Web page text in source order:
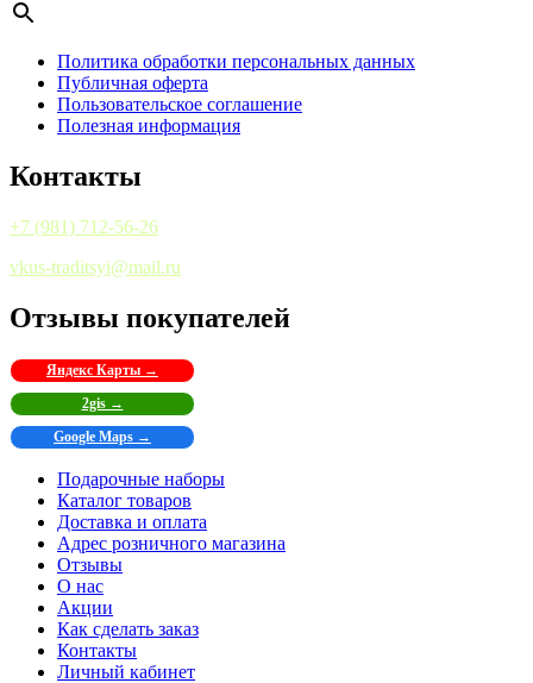
Политика обработки персональных данных
Публичная оферта
Пользовательское соглашение
Полезная информация
Контакты
+7 (981) 712-56-26
vkus-traditsyi@mail.ru
Отзывы покупателей
Яндекс Карты →
2gis →
Google Maps →
Подарочные наборы
Каталог товаров
Доставка и оплата
Адрес розничного магазина
Отзывы
О нас
Акции
Как сделать заказ
Контакты
Личный кабинет